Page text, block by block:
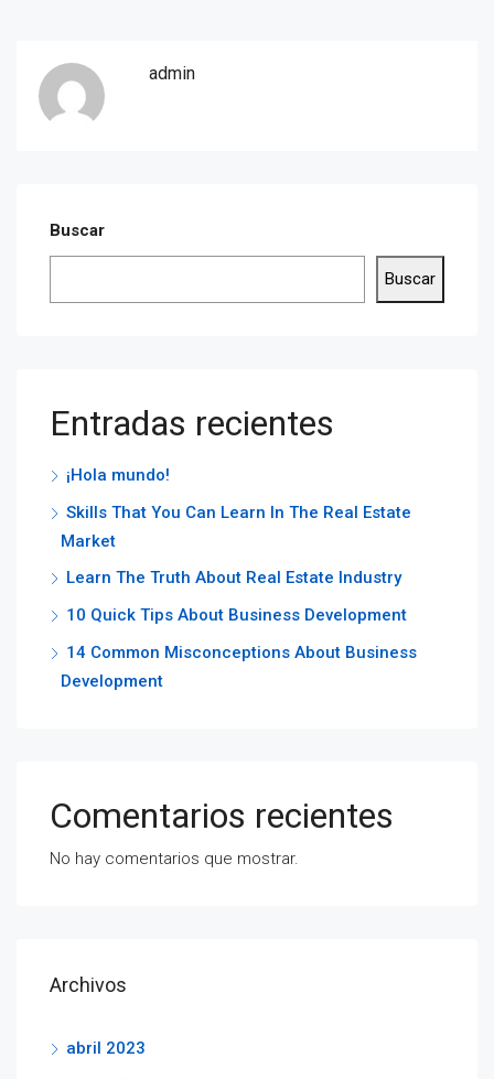
admin
Buscar
Buscar
Entradas recientes
¡Hola mundo!
Skills That You Can Learn In The Real Estate
Market
Learn The Truth About Real Estate Industry
10 Quick Tips About Business Development
14 Common Misconceptions About Business
Development
Comentarios recientes
No hay comentarios que mostrar.
Archivos
abril 2023